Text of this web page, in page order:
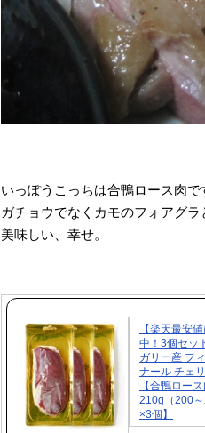
いっぽうこっちは合鴨ロース肉で
ガチョウでなくカモのフォアグ
美味しい、幸せ。
【楽天最安
中！3個セッ
ガリー産 フ
ナール チェ
【合鴨ロー
210g（200～
×3個】